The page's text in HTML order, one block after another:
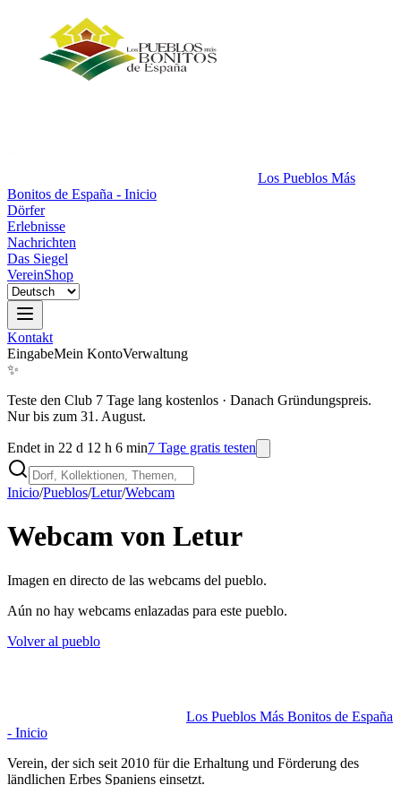
Los Pueblos Más
Bonitos de España - Inicio
Dörfer
Erlebnisse
Nachrichten
Das Siegel
VereinShop
Kontakt
EingabeMein KontoVerwaltung
✨
Teste den Club 7 Tage lang kostenlos · Danach Gründungspreis.
Nur bis zum 31. August.
Endet in 22 d 12 h 6 min7 Tage gratis testen
Inicio/Pueblos/Letur/Webcam
Webcam von Letur
Imagen en directo de las webcams del pueblo.
Aún no hay webcams enlazadas para este pueblo.
Volver al pueblo
Los Pueblos Más Bonitos de España
- Inicio
Verein, der sich seit 2010 für die Erhaltung und Förderung des
ländlichen Erbes Spaniens einsetzt.